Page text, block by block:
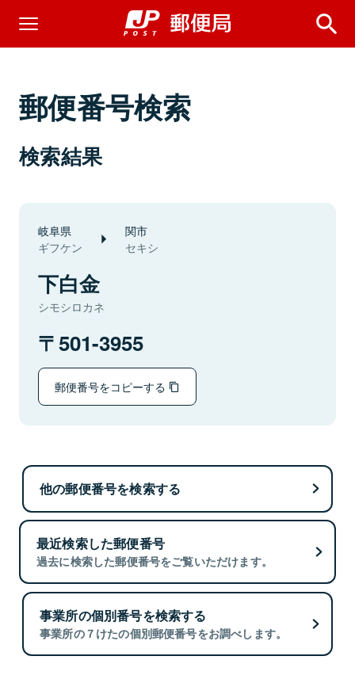
郵便番号検索
検索結果
岐阜県
ギフケン
関市
セキシ
下白金
シモシロカネ
501-3955
郵便番号をコピーする
他の郵便番号を検索する
最近検索した郵便番号
過去に検索した郵便番号をご覧いただけます。
事業所の個別番号を検索する
事業所の７けたの個別郵便番号をお調べします。